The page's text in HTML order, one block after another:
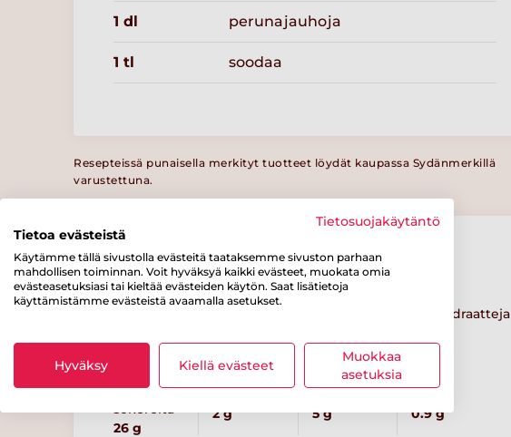
1 dl perunajauhoja
1 tl soodaa
Resepteissä punaisella merkityt tuotteet löydät kaupassa Sydänmerkillä
varustettuna.
Ravintosisältö/ 100 g
rasvaa
Hiilihydraatteja
sokereita
26 g
2 g
5 g
0.9 g
Tietosuojakäytäntö
Tietoa evästeistä
Käytämme tällä sivustolla evästeitä taataksemme sivuston parhaan
mahdollisen toiminnan. Voit hyväksyä kaikki evästeet, muokata omia
evästeasetuksiasi tai kieltää evästeiden käytön. Saat lisätietoja
käyttämistämme evästeistä avaamalla asetukset.
Hyväksy Kiellä evästeet
Muokkaa
asetuksia